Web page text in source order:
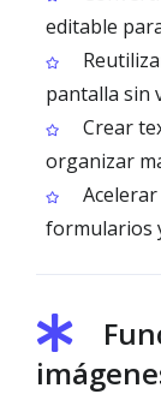
editable
pantalla sin
Crear
organizar
formularios